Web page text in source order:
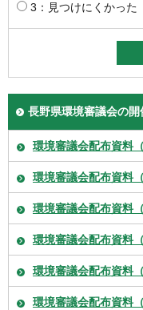
3：見つけにくかった
長野県環境審議会の開
環境審議会配布資料
環境審議会配布資料
環境審議会配布資料
環境審議会配布資料
環境審議会配布資料
環境審議会配布資料